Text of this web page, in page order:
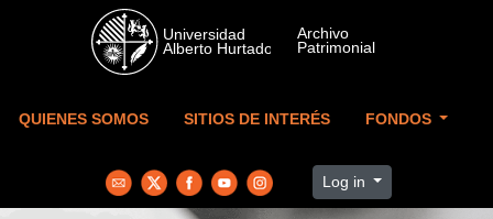
Skip to main content
QUIENES SOMOS SITIOS DE INTERÉS FONDOS
Log in